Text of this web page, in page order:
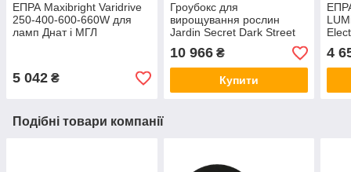
ЕПРА Maxibright Varidrive
250-400-600-660W для
ламп Днат і МГЛ
5 042 ₴
Гроубокс для
вирощування рослин
Jardin Secret Dark Street
150x77x200 см v4.0
10 966₴
Купити
4
Подібні товари компанії